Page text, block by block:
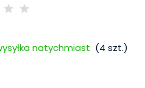
natychmiast (4 szt.)